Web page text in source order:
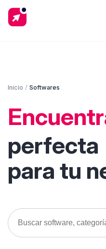
Inicio / Softwares
perfecta
para tu